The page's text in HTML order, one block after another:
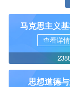
马克思主义
查看详情
思想道德